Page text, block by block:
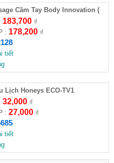
Cầm Tay Body Innovation (
183,700₫
: 178,200₫
tiết
Lịch Honeys ECO-TV1
32,000₫
: 27,000₫
tiết